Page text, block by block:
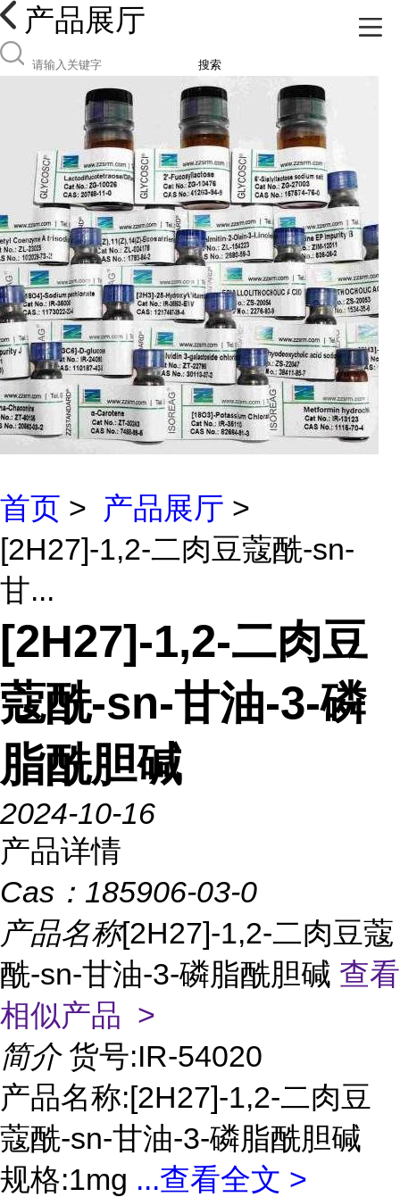
产品展厅
搜索
首页 > 产品展厅 >
[2H27]-1,2-二肉豆蔻酰-sn-
甘...
[2H27]-1,2-二肉豆
蔻酰-sn-甘油-3-磷
脂酰胆碱
2024-10-16
产品详情
Cas： 185906-03-0
产品名称[2H27]-1,2-二肉豆蔻
酰-sn-甘油-3-磷脂酰胆碱 查看
相似产品 >
简介 货号:IR-54020
产品名称:[2H27]-1,2-二肉豆
蔻酰-sn-甘油-3-磷脂酰胆碱
规格:1mg ...查看全文 >